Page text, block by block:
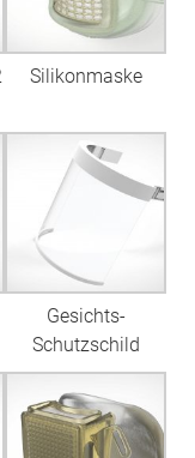
Silikonmaske
Gesichts-
Schutzschild